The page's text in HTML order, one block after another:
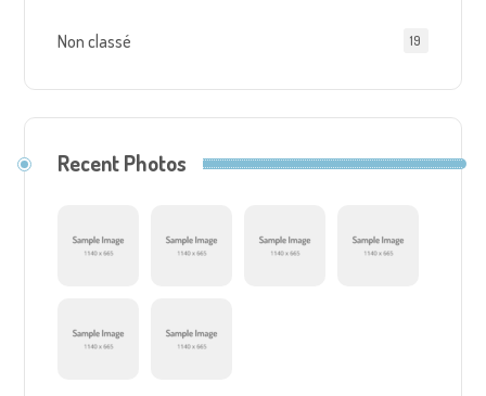
Non classé 19
Recent Photos